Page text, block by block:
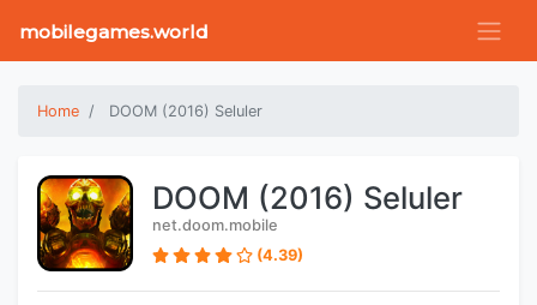
mobilegames.world
Home DOOM (2016) Seluler
DOOM (2016) Seluler
net.doom.mobile
(4.39)